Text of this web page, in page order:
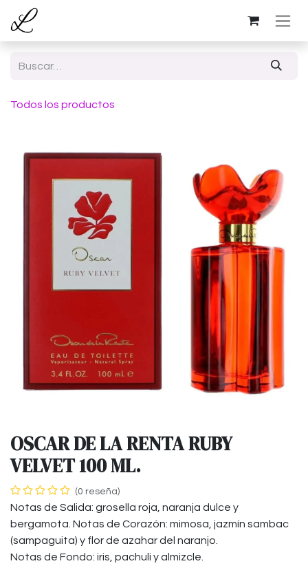
Ir al contenido
Todos los productos
OSCAR DE LA RENTA RUBY
VELVET 100 ML.
(0 reseña)
Notas de Salida: grosella roja, naranja dulce y
bergamota. Notas de Corazón: mimosa, jazmín sambac
(sampaguita) y flor de azahar del naranjo.
Notas de Fondo: iris, pachuli­ y almizcle.